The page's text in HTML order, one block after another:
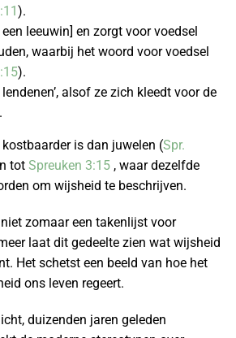
).
leeuwin] en zorgt voor voedsel
waarbij het woord voor voedsel
).
alsof ze zich kleedt voor de
is dan juwelen (Spr.
tot Spreuken 3:15 , waar dezelfde
om wijsheid te beschrijven.
zomaar een takenlijst voor
laat dit gedeelte zien wat wijsheid
Het schetst een beeld van hoe het
ons leven regeert.
duizenden jaren geleden